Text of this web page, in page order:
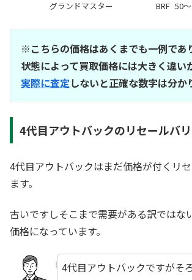
グランドマスター
BRF 50
※こちらの価格はあくまでも一例であ
状態によって買取価格には大きく違い
実際に査定しないと正確な数字は分か
4代目アウトバックのリセールバ
4代目アウトバックはまだ価格が付くリ
ます。
古いですしそこまで需要がある訳ではな
価格になっています。
4代目アウトバックですがそ